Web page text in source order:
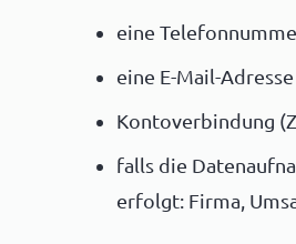
eine
eine E-Mail-Adresse
Kontoverbindung
falls die
erfolgt: Firma,